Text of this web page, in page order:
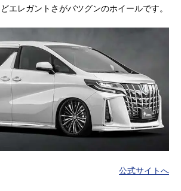
エレガントさがバツグンのホイールです。
公式サイトへ